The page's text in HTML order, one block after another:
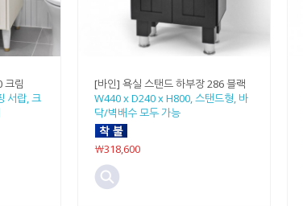
크림
서랍, 크
[바인] 욕실 스탠드 하부장 286 블랙
W440 x D240 x H800, 스탠드형, 바
닥/벽배수 모두 가능
￦318,600